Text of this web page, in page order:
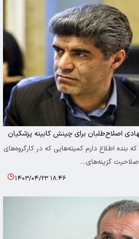
اصلاح‌طلبان برای چینش کابینه پزشکیان
بنده اطلاع دارم کمیته‌هایی که در کارگروه‌های
صلاحیت گزینه‌های…
۱۴۰۳/۰۴/۲۳ ۱۸:۴۶